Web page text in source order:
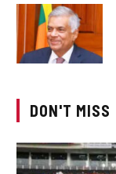
DON'T MISS